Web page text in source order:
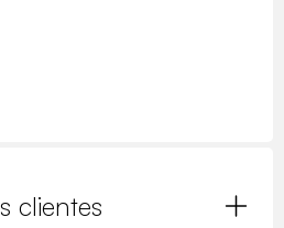
clientes